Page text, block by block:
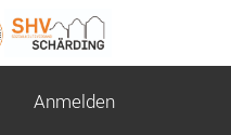
Anmelden